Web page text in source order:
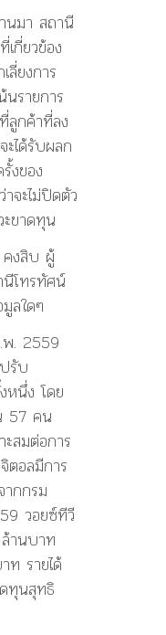
นมา สถานี
เกี่ยวข้อง
ลี่ยงการ
นรายการ
ลูกค้าที่ลง
ได้รับผลก
งของ
จะไม่ปิดตัว
ขาดทุน
คงสิบ ผู้
นีโทรทัศน์
ลใดๆ
. 2559
รับ
หนึ่ง โดย
57 คน
สมต่อการ
ตอลมีการ
กกรม
วอยซ์ทีวี
านบาท
รายได้
ทุนสุทธิ